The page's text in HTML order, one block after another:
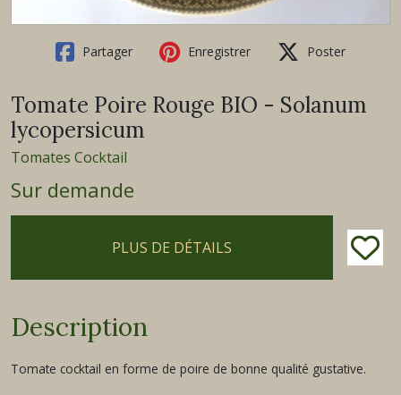
Partager Enregistrer Poster
Tomate Poire Rouge BIO - Solanum
lycopersicum
Tomates Cocktail
Sur demande
PLUS DE DÉTAILS
Description
Tomate cocktail en forme de poire de bonne qualité gustative.